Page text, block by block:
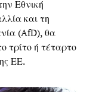
Εθνική
και τη
(AfD), θα
τρίτο ή τέταρτο
ΕΕ.